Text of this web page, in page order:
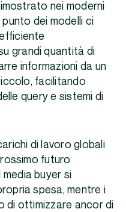
nei moderni
punto dei modelli ci
grandi quantità di
informazioni da un
facilitando
query e sistemi di
di lavoro globali
futuro
buyer si
spesa, mentre i
di ottimizzare ancor di